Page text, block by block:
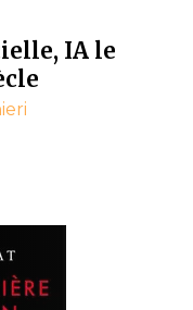
IA le